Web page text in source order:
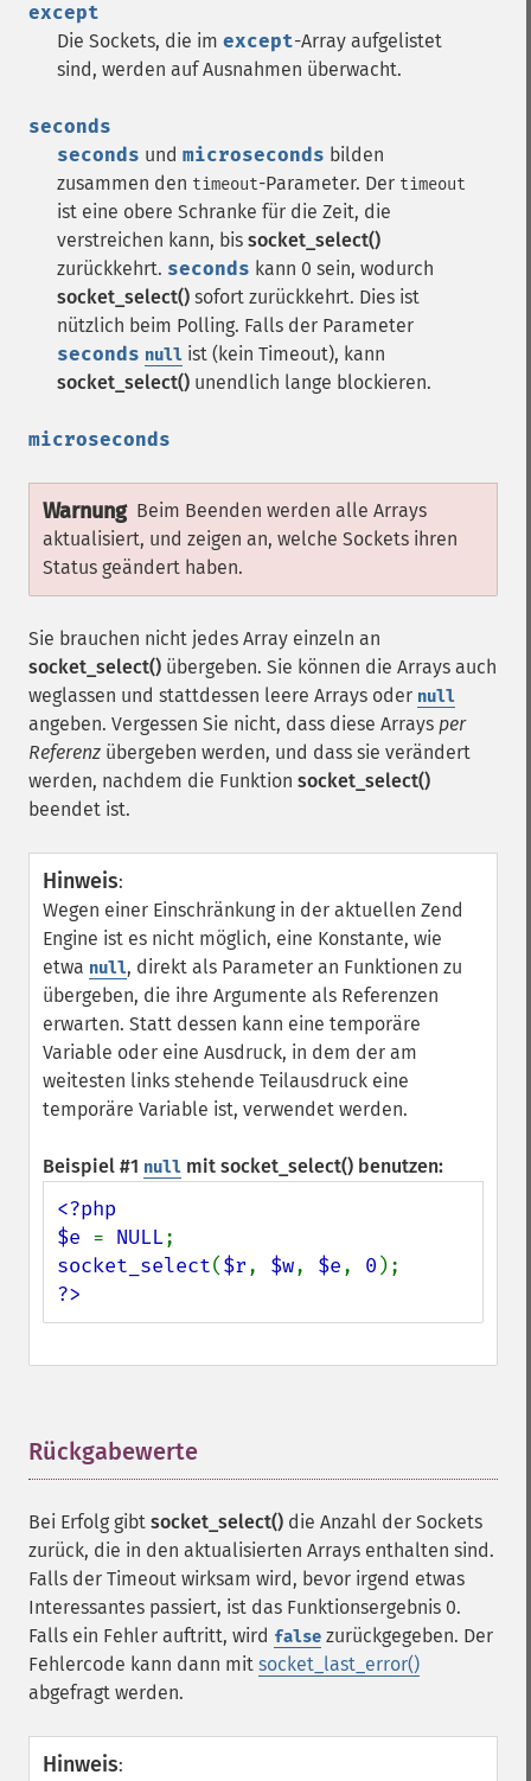
except
Die Sockets, die im except-Array aufgelistet
sind, werden auf Ausnahmen überwacht.
seconds
seconds und microseconds bilden
zusammen den timeout-Parameter. Der timeout
ist eine obere Schranke für die Zeit, die
verstreichen kann, bis socket_select()
zurückkehrt. seconds kann 0 sein, wodurch
socket_select() sofort zurückkehrt. Dies ist
nützlich beim Polling. Falls der Parameter
seconds null ist (kein Timeout), kann
socket_select() unendlich lange blockieren.
microseconds
Warnung Beim Beenden werden alle Arrays
aktualisiert, und zeigen an, welche Sockets ihren
Status geändert haben.
Sie brauchen nicht jedes Array einzeln an
socket_select() übergeben. Sie können die Arrays auch
weglassen und stattdessen leere Arrays oder null
angeben. Vergessen Sie nicht, dass diese Arrays per
Referenz übergeben werden, und dass sie verändert
werden, nachdem die Funktion socket_select()
beendet ist.
Hinweis:
Wegen einer Einschränkung in der aktuellen Zend
Engine ist es nicht möglich, eine Konstante, wie
etwa null, direkt als Parameter an Funktionen zu
übergeben, die ihre Argumente als Referenzen
erwarten. Statt dessen kann eine temporäre
Variable oder eine Ausdruck, in dem der am
weitesten links stehende Teilausdruck eine
temporäre Variable ist, verwendet werden.
Beispiel #1 null mit socket_select() benutzen:
<?php
$e = NULL
socket_select($r, $w, $e, 0
?>
Rückgabewerte
Bei Erfolg gibt socket_select() die Anzahl der Sockets
zurück, die in den aktualisierten Arrays enthalten sind.
Falls der Timeout wirksam wird, bevor irgend etwas
Interessantes passiert, ist das Funktionsergebnis 0.
Falls ein Fehler auftritt, wird false zurückgegeben. Der
Fehlercode kann dann mit socket_last_error()
abgefragt werden.
Hinweis: